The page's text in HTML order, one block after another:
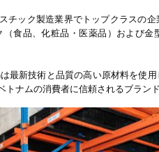
チック製造業界でトップクラスの
食品、化粧品・医薬品）および金
最新技術と品質の高い原材料を使
ナムの消費者に信頼されるブランド